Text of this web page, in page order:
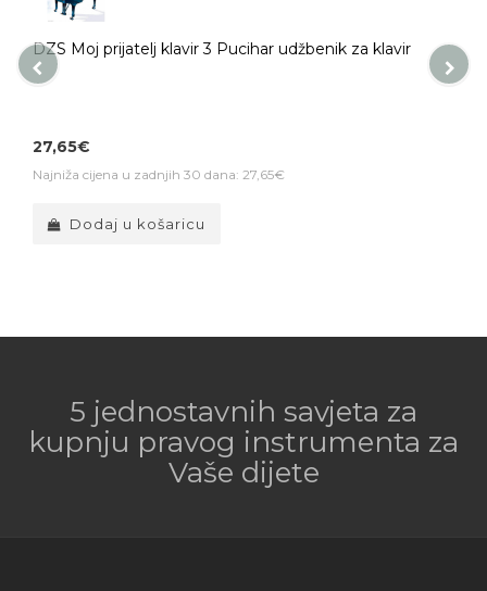
DZS Moj prijatelj klavir 3 Pucihar udžbenik za klavir
27,65€
Najniža cijena u zadnjih 30 dana: 27,65€
Dodaj u košaricu
5 jednostavnih savjeta za
kupnju pravog instrumenta za
Vaše dijete